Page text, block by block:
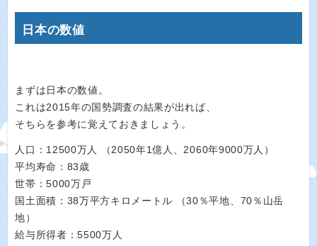
日本の数値
まずは日本の数値。
これは2015年の国勢調査の結果が出れば、
そちらを参考に覚えておきましょう。
人口：12500万人 （2050年1億人、2060年9000万人）
平均寿命：83歳
世帯：5000万戸
国土面積：38万平方キロメートル （30％平地、70％山岳
地）
給与所得者：5500万人